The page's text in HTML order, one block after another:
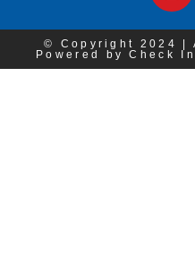
© Copyright 2024 |
Powered by Check